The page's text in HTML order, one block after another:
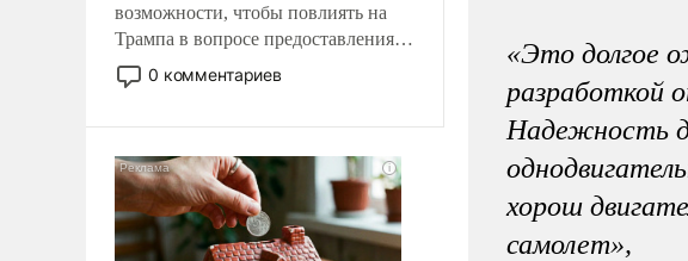
возможности, чтобы повлиять на
Трампа в вопросе предоставления
вооружений своим нанимателям.
Вероятно, кому-то из тех, кто
продемонстрировать, что Украина
вступила в вооруженное
противостояние с Ираном.
0 комментариев
«Это долгое
разработкой
Надежность
хорош
самолет»,